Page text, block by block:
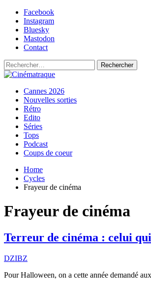
Skip
content
Facebook
Instagram
Bluesky
Mastodon
Contact
Rechercher :
Cinématraque
Si on avait du talent, on ferait des films
Primary
Menu
Cannes 2026
Nouvelles sorties
Rétro
Edito
Séries
Tops
Podcast
Coups de coeur
Home
Cycles
Frayeur de cinéma
Frayeur de cinéma
Terreur de cinéma : celui qui
DZIBZ
Pour Halloween, on a cette année demandé